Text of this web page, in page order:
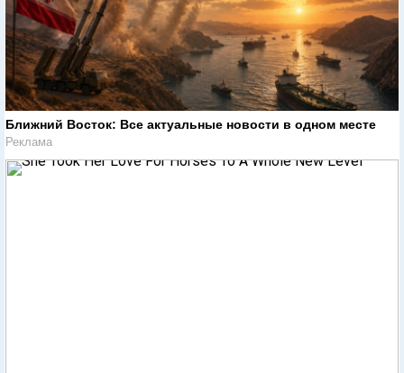
Ближний Восток: Все актуальные новости в одном месте
Реклама